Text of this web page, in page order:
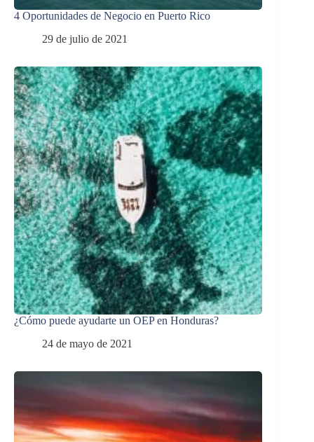
4 Oportunidades de Negocio en Puerto Rico
29 de julio de 2021
¿Cómo puede ayudarte un OEP en Honduras?
24 de mayo de 2021